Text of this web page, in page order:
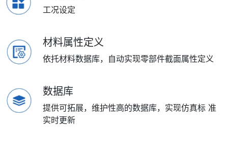
工况设定
材料属性定义
依托材料数据库，自动实现零部件截面属性定义
数据库
提供可拓展，维护性高的数据库，实现仿真标 准
实时更新